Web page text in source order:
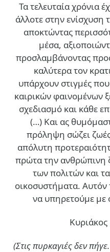
Τα τελευταία χρόνια
άλλοτε στην ενίσχυση
αποκτώντας
μέσα,
προσλαμβάνοντας
καλύτερα τον
υπάρχουν στιγμές
καιρικών φαινομένων
σχεδιασμό και κάθε
(…) Και ας
πρόληψη σώζει
απόλυτη
πρώτα την ανθρώπινη
των πολιτών και
οικοσυστήματα. Αυτόν
να υπηρετούμε με
(Στις πυρκαγιές δεν